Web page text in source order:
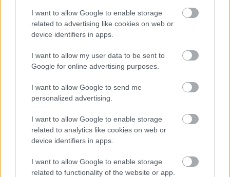
I want to allow Google to enable storage
related to advertising like cookies on web or
device identifiers in apps.
I want to allow my user data to be sent to
Google for online advertising purposes.
I want to allow Google to send me
personalized advertising.
I want to allow Google to enable storage
related to analytics like cookies on web or
device identifiers in apps.
I want to allow Google to enable storage
related to functionality of the website or app.
ELEMZÉSEK 2026. júl. 20.
Minden idők legjövedelmezőbbje és
legdrágábbja volt az amerikai foci vb -
HÍREK 2026. júl. 20.